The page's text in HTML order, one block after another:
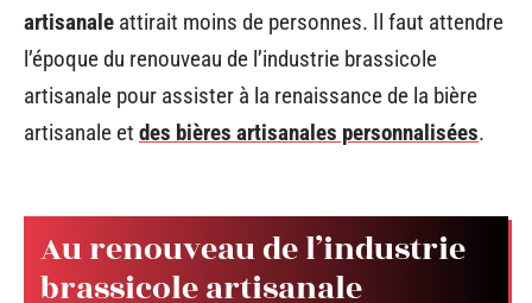
artisanale attirait moins de personnes. Il faut attendre
l’époque du renouveau de l’industrie brassicole
artisanale pour assister à la renaissance de la bière
artisanale et des bières artisanales personnalisées.
Au renouveau de l’industrie
brassicole artisanale